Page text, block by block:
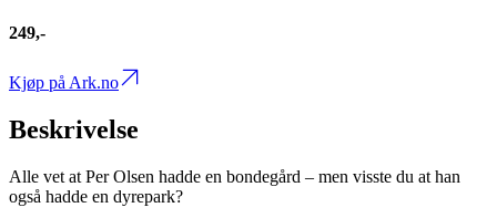
249,-
Kjøp på Ark.no
Beskrivelse
Alle vet at Per Olsen hadde en bondegård – men visste du at han
også hadde en dyrepark?